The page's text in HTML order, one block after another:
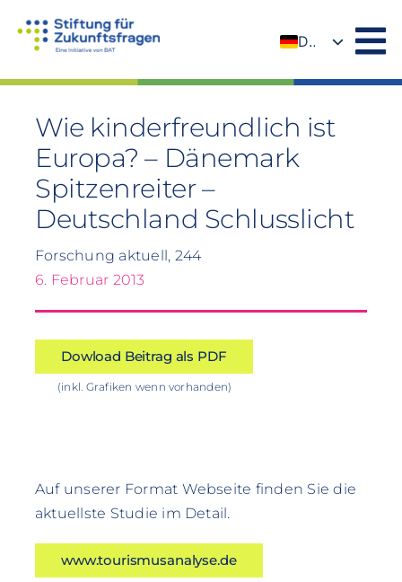
Inhalt
DE
Wie kinderfreundlich ist
Europa? – Dänemark
Spitzenreiter –
Deutschland Schlusslicht
Forschung aktuell, 244
6. Februar 2013
Dowload Beitrag als PDF
(inkl. Grafiken wenn vorhanden)
Auf unserer Format Webseite finden Sie die
aktuellste Studie im Detail.
www.tourismusanalyse.de